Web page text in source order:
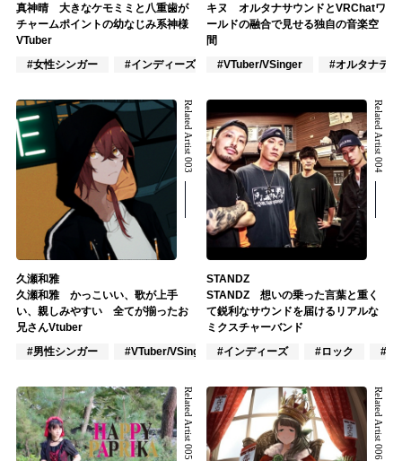
真神晴 大きなケモミミと八重歯が
チャームポイントの幼なじみ系神様
VTuber
#女性シンガー
#インディーズ #女性アイドル
キヌ オルタナサウンドとVRChatワ
ールドの融合で見せる独自の音楽空
間
#VTuber/VSinger
#オルタナテ
Related Artist 003
久瀬和雅
久瀬和雅 かっこいい、歌が上手
い、親しみやすい 全てが揃ったお
兄さんVtuber
#男性シンガー
#VTuber/VSinger #VOCALOID
Related Artist 004
STANDZ
STANDZ 想いの乗った言葉と重く
て鋭利なサウンドを届けるリアルな
ミクスチャーバンド
#インディーズ
#ロック #ヒ
Related Artist 005 Related Artist 006